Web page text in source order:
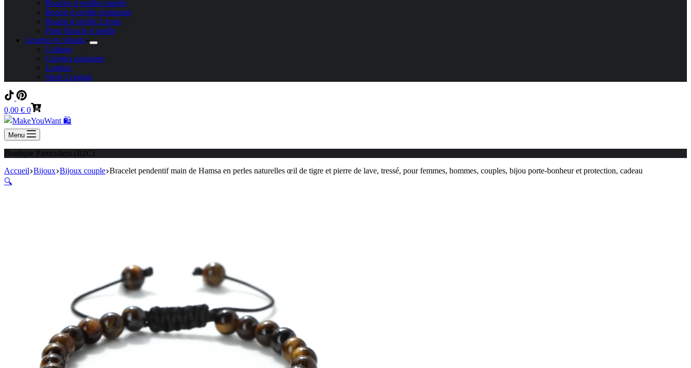
Boucles d oreilles mariée
Boucle d oreille grimpante
Boucle d oreille 2 trous
Porte Boucle d oreille
Leggins et collants
Collants
Culottes gainantes
Leggins
Short Legging
Panier
d’achat
0,00 € 0
Menu
Boutique Particuliers (B2C)
Accueil Bijoux Bijoux couple Bracelet pendentif main de Hamsa en perles naturelles œil de tigre et pierre de lave, tressé, pour femmes, hommes, couples, bijou porte-bonheur et protection, cadeau
🔍